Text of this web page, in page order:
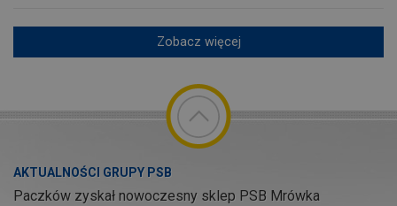
Zobacz więcej
AKTUALNOŚCI GRUPY PSB
Paczków zyskał nowoczesny sklep PSB Mrówka